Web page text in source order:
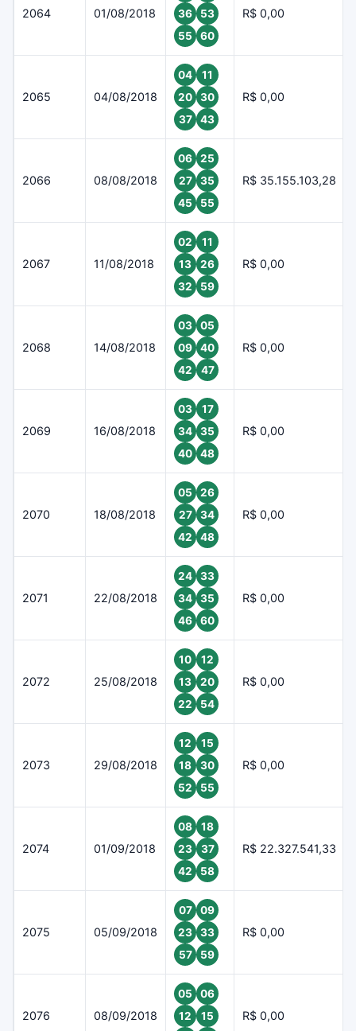
2064 01/08/2018
36
53
55
60
R$ 0,00
2065 04/08/2018
04
11
20
30
37
43
R$ 0,00
2066 08/08/2018
06
25
27
35
45
55
R$ 35.155.103,28
2067 11/08/2018
02
11
13
26
32
59
R$ 0,00
2068 14/08/2018
03
05
09
40
42
47
R$ 0,00
2069 16/08/2018
03
17
34
35
40
48
R$ 0,00
2070 18/08/2018
05
26
27
34
42
48
R$ 0,00
2071 22/08/2018
24
33
34
35
46
60
R$ 0,00
2072 25/08/2018
10
12
13
20
22
54
R$ 0,00
2073 29/08/2018
12
15
18
30
52
55
R$ 0,00
2074 01/09/2018
08
18
23
37
42
58
R$ 22.327.541,33
2075 05/09/2018
07
09
23
33
57
59
R$ 0,00
2076 08/09/2018
05
06
12
15
R$ 0,00